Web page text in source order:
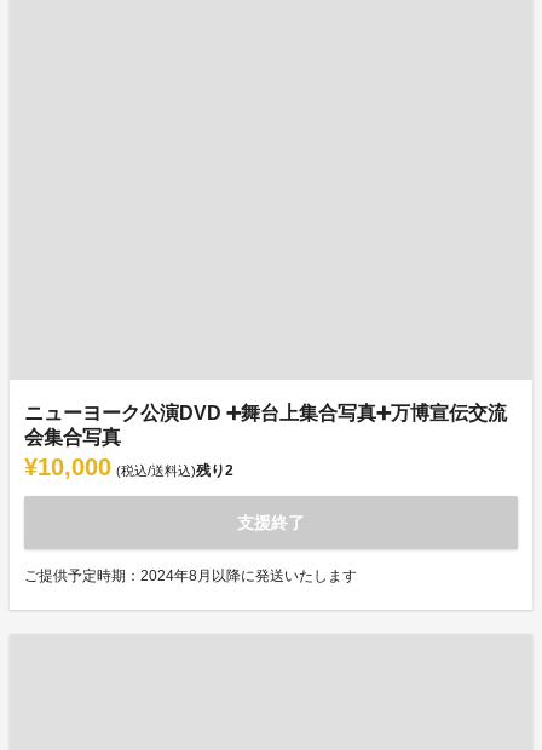
ニューヨーク公演DVD ➕舞台上集合写真➕万博宣伝交流
会集合写真
¥10,000 (税込/送料込)残り2
支援終了
ご提供予定時期：2024年8月以降に発送いたします